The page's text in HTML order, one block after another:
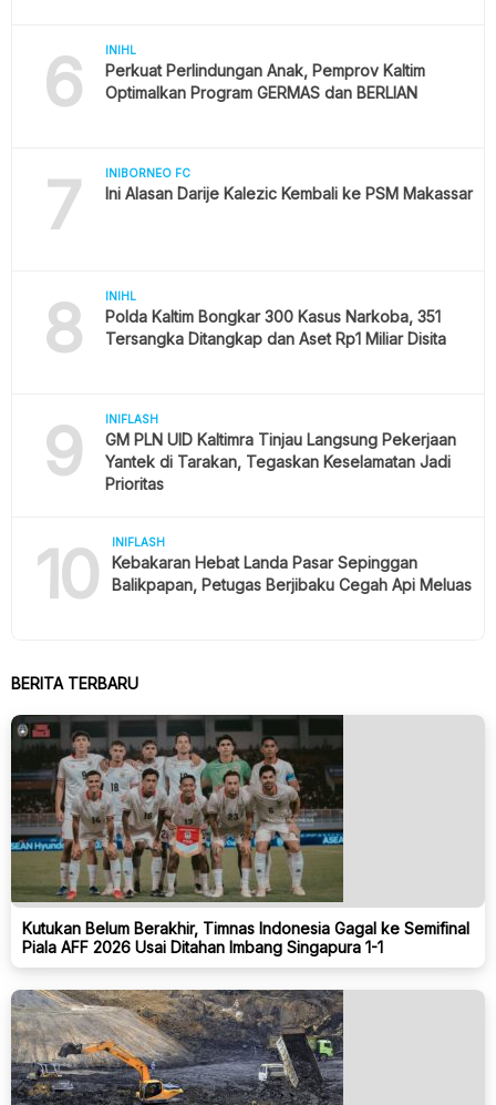
6 INIHL
Perkuat Perlindungan Anak, Pemprov Kaltim
Optimalkan Program GERMAS dan BERLIAN
7 INIBORNEO FC
Ini Alasan Darije Kalezic Kembali ke PSM Makassar
8 INIHL
Polda Kaltim Bongkar 300 Kasus Narkoba, 351
Tersangka Ditangkap dan Aset Rp1 Miliar Disita
9 INIFLASH
GM PLN UID Kaltimra Tinjau Langsung Pekerjaan
Yantek di Tarakan, Tegaskan Keselamatan Jadi
Prioritas
10 INIFLASH
Kebakaran Hebat Landa Pasar Sepinggan
Balikpapan, Petugas Berjibaku Cegah Api Meluas
BERITA TERBARU
Kutukan Belum Berakhir, Timnas Indonesia Gagal ke Semifinal
Piala AFF 2026 Usai Ditahan Imbang Singapura 1-1